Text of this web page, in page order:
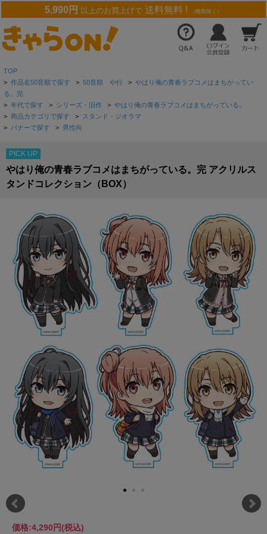
5,990円 以上のお買上げで 送料無料 ! （離島除く）
TOP
> 作品名50音順で探す > 50音順 や行 > やはり俺の青春ラブコメはまちがってい
る。完
> 年代で探す > シリーズ・旧作 > やはり俺の青春ラブコメはまちがっている。
> 商品カテゴリで探す > スタンド・ジオラマ
> バナーで探す > 男性向
PICK UP
やはり俺の青春ラブコメはまちがっている。完 アクリルス
タンドコレクション（BOX）
価格:4,290円(税込)